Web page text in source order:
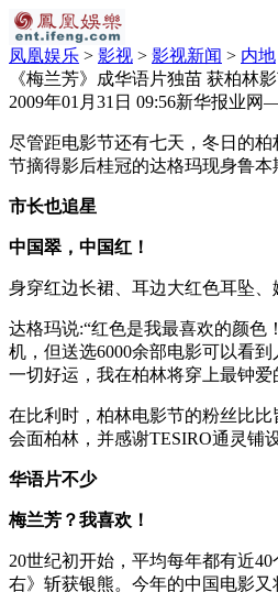
凤凰娱乐 > 影视 > 影视新闻 > 内地
《梅兰芳》成华语片独苗 获柏林
2009年01月31日 09:56新华报业网
尽管距电影节还有七天，冬日的
节摘得影后桂冠的达格玛现身鲁
市长也追星
中国翠，中国红！
身穿红边长裙、耳边大红色耳坠
达格玛说:“红色是我最喜欢的颜色
机，但送选6000余部电影可以看
一切好运，我在柏林将穿上最钟爱
在比利时，柏林电影节的粉丝比
会面柏林，并感谢TESIRO通灵铺
华语片不少
梅兰芳？我喜欢！
20世纪初开始，平均每年都有近
右》斩获银熊。今年的中国电影又